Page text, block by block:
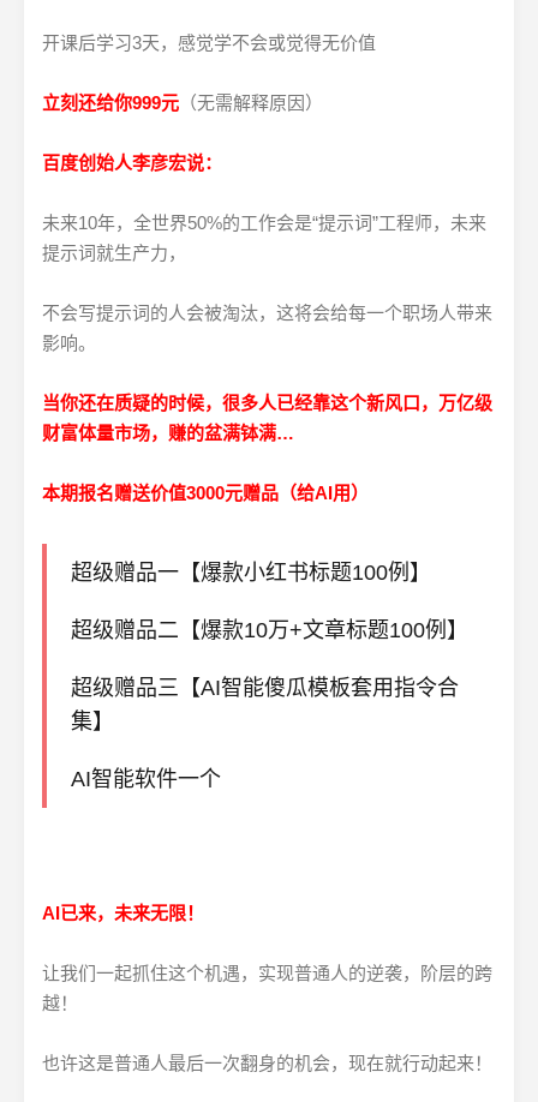
开课后学习3天，感觉学不会或觉得无价值
立刻还给你999元 （无需解释原因）
百度创始人李彦宏说：
未来10年，全世界50%的工作会是“提示词”工程师，未来
提示词就生产力，
不会写提示词的人会被淘汰，这将会给每一个职场人带来
影响。
当你还在质疑的时候，很多人已经靠这个新风口，万亿级
财富体量市场，赚的盆满钵满…
本期报名赠送价值3000元赠品（给AI用）
超级赠品一【爆款小红书标题100例】
超级赠品二【爆款10万+文章标题100例】
超级赠品三【AI智能傻瓜模板套用指令合
集】
AI智能软件一个
AI已来，未来无限！
让我们一起抓住这个机遇，实现普通人的逆袭，阶层的跨
越！
也许这是普通人最后一次翻身的机会，现在就行动起来！